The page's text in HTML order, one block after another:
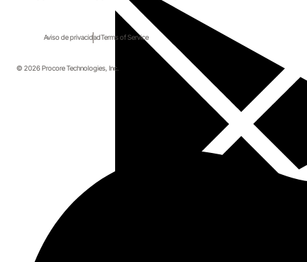
Aviso de privacidadTerms of Service
© 2026 Procore Technologies, Inc.